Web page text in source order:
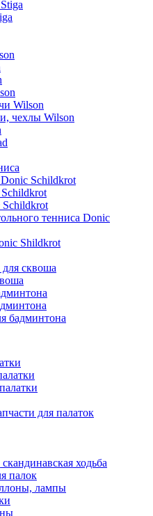
Wilson
чехлы Wilson
Schildkrot
тенниса Donic
Shildkrot
сквоша
бадминтона
для палаток
ходьба
палок
лампы